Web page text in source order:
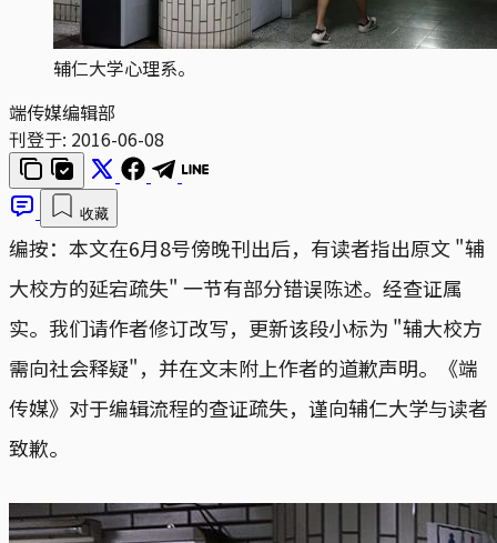
辅仁大学心理系。
端传媒编辑部
刊登于: 2016-06-08
收藏
编按：本文在6月8号傍晚刊出后，有读者指出原文 "辅
大校方的延宕疏失" 一节有部分错误陈述。经查证属
实。我们请作者修订改写，更新该段小标为 "辅大校方
需向社会释疑"，并在文末附上作者的道歉声明。《端
传媒》对于编辑流程的查证疏失，谨向辅仁大学与读者
致歉。